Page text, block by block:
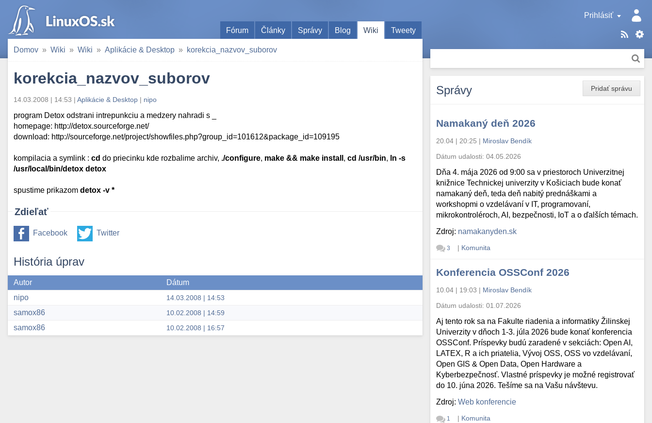
Prihlásiť
Fórum
Články Správy Blog Wiki Tweety
Domov Wiki Wiki Aplikácie & Desktop korekcia_nazvov_suborov
korekcia_nazvov_suborov
14.03.2008 | 14:53 | Aplikácie & Desktop | nipo
program Detox odstrani intrepunkciu a medzery nahradi s _
homepage: http://detox.sourceforge.net/
download: http://sourceforge.net/project/showfiles.php?group_id=101612&package_id=109195
kompilacia a symlink : cd do priecinku kde rozbalime archiv, ./configure, make && make install , cd /usr/bin, ln -s
/usr/local/bin/detox detox
spustime prikazom detox -v *
Zdieľať
Facebook Twitter
História úprav
Autor
Dátum
nipo
14.03.2008 | 14:53
samox86 10.02.2008 | 14:59
samox86 10.02.2008 | 16:57
Pridať správu
Správy
Namakaný deň 2026
20.04 | 20:25 | Miroslav Bendík
Dátum udalosti:04.05.2026
Dňa 4. mája 2026 od 9:00 sa v priestoroch Univerzitnej
knižnice Technickej univerzity v Košiciach bude konať
namakaný deň, teda deň nabitý prednáškami a
workshopmi o vzdelávaní v IT, programovaní,
mikrokontroléroch, AI, bezpečnosti, IoT a o ďalších témach.
Zdroj: namakanyden.sk
3 | Komunita
Konferencia OSSConf 2026
10.04 | 19:03 | Miroslav Bendík
Dátum udalosti:01.07.2026
Aj tento rok sa na Fakulte riadenia a informatiky Žilinskej
Univerzity v dňoch 1-3. júla 2026 bude konať konferencia
OSSConf. Príspevky budú zaradené v sekciách: Open AI,
LATEX, R a ich priatelia, Vývoj OSS, OSS vo vzdelávaní,
Open GIS & Open Data, Open Hardware a
Kyberbezpečnosť. Vlastné príspevky je možné registrovať
do 10. júna 2026. Tešíme sa na Vašu návštevu.
Zdroj:Web konferencie
1 | Komunita